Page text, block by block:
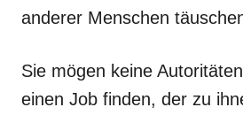
anderer Menschen
Sie mögen keine
einen Job finden, der zu